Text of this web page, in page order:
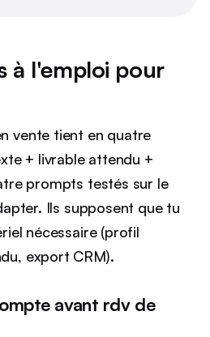
à l'emploi pour
vente tient en quatre
+ livrable attendu +
prompts testés sur le
Ils supposent que tu
nécessaire (profil
export CRM).
avant rdv de